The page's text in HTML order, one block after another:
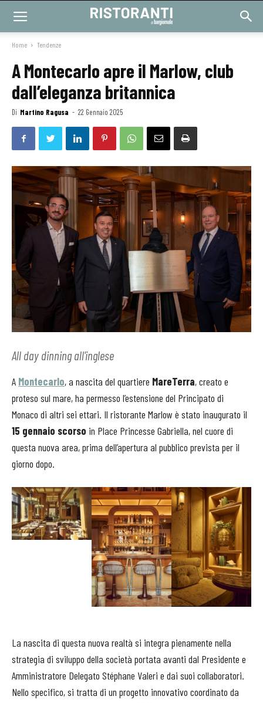
Home Tendenze
A Montecarlo apre il Marlow, club
dall’eleganza britannica
Di Martino Ragusa - 22 Gennaio 2025
All day dinning all'inglese
A Montecarlo, a nascita del quartiere MareTerra, creato e
proteso sul mare, ha permesso l’estensione del Principato di
Monaco di altri sei ettari. Il ristorante Marlow è stato inaugurato il
15 gennaio scorso in Place Princesse Gabriella, nel cuore di
questa nuova area, prima dell’apertura al pubblico prevista per il
giorno dopo.
La nascita di questa nuova realtà si integra pienamente nella
strategia di sviluppo della società portata avanti dal Presidente e
Amministratore Delegato Stéphane Valeri e dai suoi collaboratori.
Nello specifico, si tratta di un progetto innovativo coordinato da